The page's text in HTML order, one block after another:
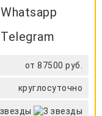
Whatsapp
Telegram
от 87500 руб.
круглосуточно